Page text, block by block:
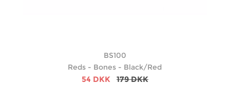
BS100
Reds - Bones - Black/Red
54 DKK 179 DKK